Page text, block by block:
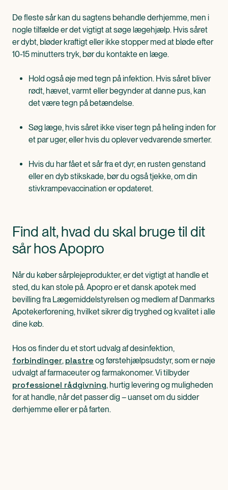
De fleste sår kan du sagtens behandle derhjemme, men i
nogle tilfælde er det vigtigt at søge lægehjælp. Hvis såret
er dybt, bløder kraftigt eller ikke stopper med at bløde efter
10-15 minutters tryk, bør du kontakte en læge.
Hold også øje med tegn på infektion. Hvis såret bliver
rødt, hævet, varmt eller begynder at danne pus, kan
det være tegn på betændelse.
Søg læge, hvis såret ikke viser tegn på heling inden for
et par uger, eller hvis du oplever vedvarende smerter.
Hvis du har fået et sår fra et dyr, en rusten genstand
eller en dyb stikskade, bør du også tjekke, om din
stivkrampevaccination er opdateret.
Find alt, hvad du skal bruge til dit
sår hos Apopro
Når du køber sårplejeprodukter, er det vigtigt at handle et
sted, du kan stole på. Apopro er et dansk apotek med
bevilling fra Lægemiddelstyrelsen og medlem af Danmarks
Apotekerforening, hvilket sikrer dig tryghed og kvalitet i alle
dine køb.
Hos os finder du et stort udvalg af desinfektion,
forbindinger, plastre og førstehjælpsudstyr, som er nøje
udvalgt af farmaceuter og farmakonomer. Vi tilbyder
professionel rådgivning, hurtig levering og muligheden
for at handle, når det passer dig – uanset om du sidder
derhjemme eller er på farten.